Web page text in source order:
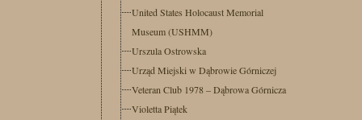
United States Holocaust Memorial
Museum (USHMM)
Urszula Ostrowska
Urząd Miejski w Dąbrowie Górniczej
Veteran Club 1978 – Dąbrowa Górnicza
Violetta Piątek